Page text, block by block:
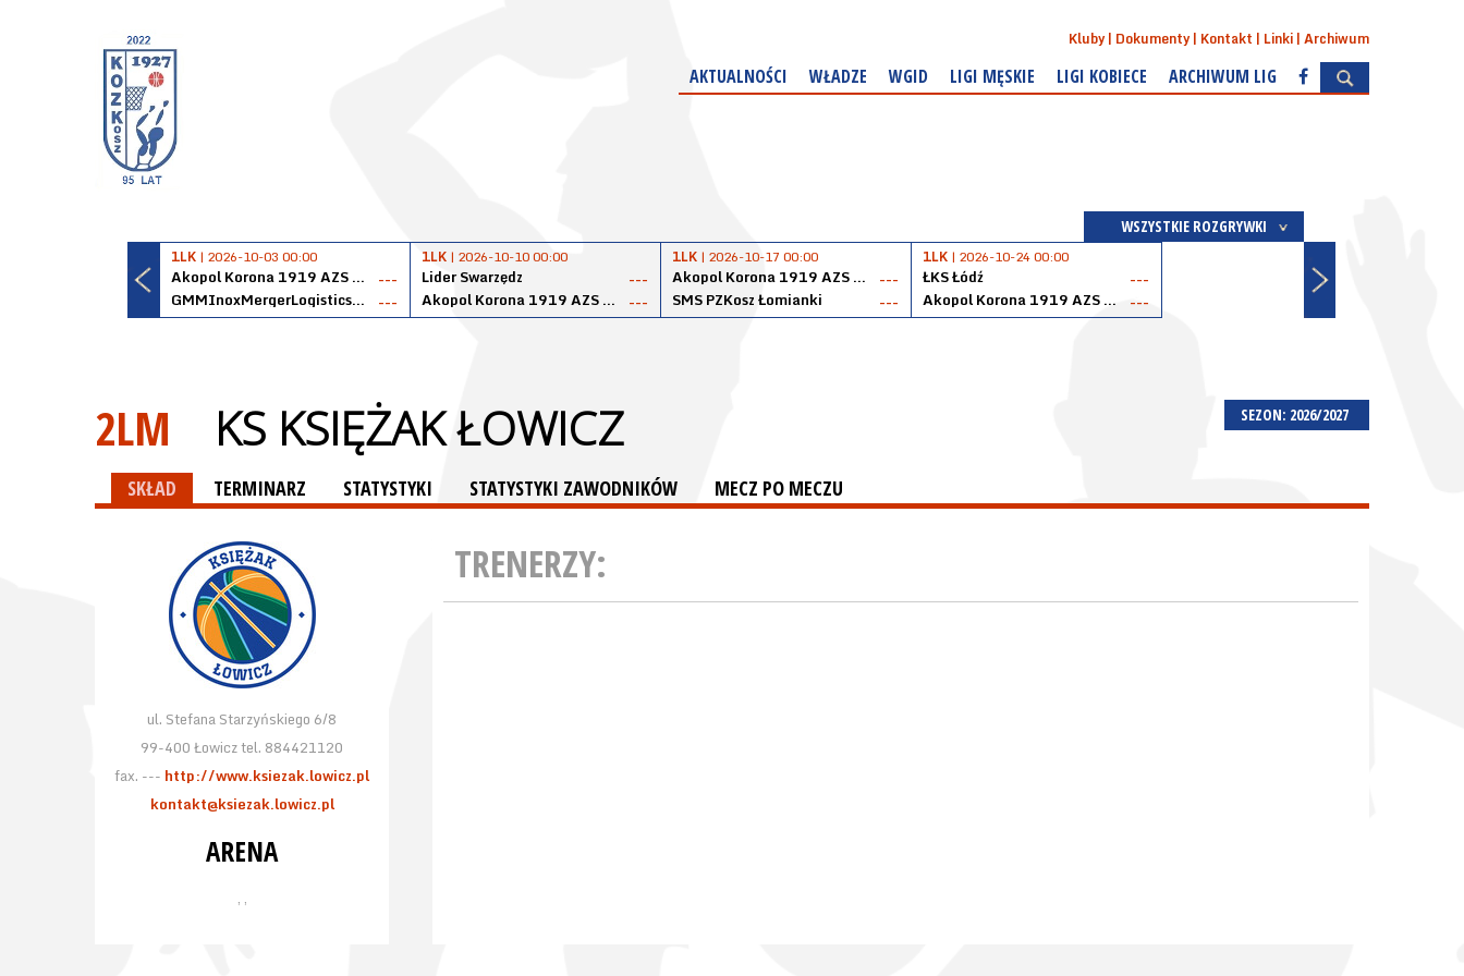
Kluby Dokumenty Kontakt Linki Archiwum
AKTUALNOŚCI WŁADZE WGID LIGI MĘSKIE LIGI KOBIECE ARCHIWUM LIG
WSZYSTKIE ROZGRYWKI
1LK | 2026-10-03 00:00
Akopol Korona 1919 AZS PK Kraków
---
GMMInoxMergerLogisticsPanteryŁańcut
---
1LK | 2026-10-10 00:00
Lider Swarzędz
---
Akopol Korona 1919 AZS PK Kraków
---
1LK | 2026-10-17 00:00
Akopol Korona 1919 AZS PK Kraków
---
SMS PZKosz Łomianki
---
1LK | 2026-10-24 00:00
ŁKS Łódź
---
Akopol Korona 1919 AZS PK Kraków
---
SEZON: 2026/2027
2LM KS KSIĘŻAK ŁOWICZ
SKŁAD TERMINARZ STATYSTYKI STATYSTYKI ZAWODNIKÓW MECZ PO MECZU
ul. Stefana Starzyńskiego 6/8
99-400 Łowicz tel. 884421120
fax. --- http://www.ksiezak.lowicz.pl
kontakt@ksiezak.lowicz.pl
ARENA
, ,
TRENERZY: